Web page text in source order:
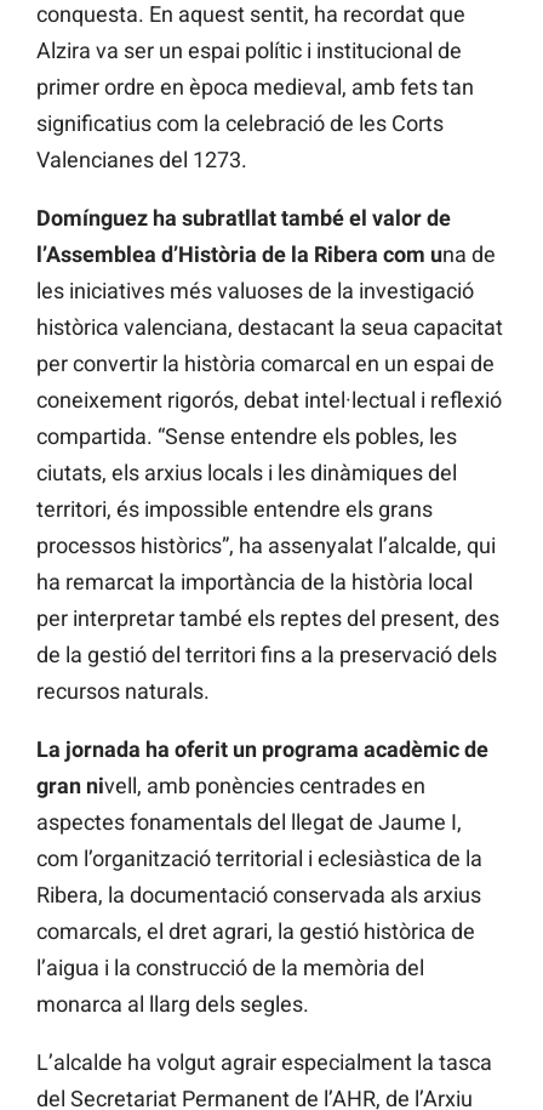
conquesta. En aquest sentit, ha recordat que
Alzira va ser un espai polític i institucional de
primer ordre en època medieval, amb fets tan
significatius com la celebració de les Corts
Valencianes del 1273.
Domínguez ha subratllat també el valor de
l’Assemblea d’Història de la Ribera com una de
les iniciatives més valuoses de la investigació
històrica valenciana, destacant la seua capacitat
per convertir la història comarcal en un espai de
coneixement rigorós, debat intel·lectual i reflexió
compartida. “Sense entendre els pobles, les
ciutats, els arxius locals i les dinàmiques del
territori, és impossible entendre els grans
processos històrics”, ha assenyalat l’alcalde, qui
ha remarcat la importància de la història local
per interpretar també els reptes del present, des
de la gestió del territori fins a la preservació dels
recursos naturals.
La jornada ha oferit un programa acadèmic de
gran nivell, amb ponències centrades en
aspectes fonamentals del llegat de Jaume I,
com l’organització territorial i eclesiàstica de la
Ribera, la documentació conservada als arxius
comarcals, el dret agrari, la gestió històrica de
l’aigua i la construcció de la memòria del
monarca al llarg dels segles.
L’alcalde ha volgut agrair especialment la tasca
del Secretariat Permanent de l’AHR, de l’Arxiu